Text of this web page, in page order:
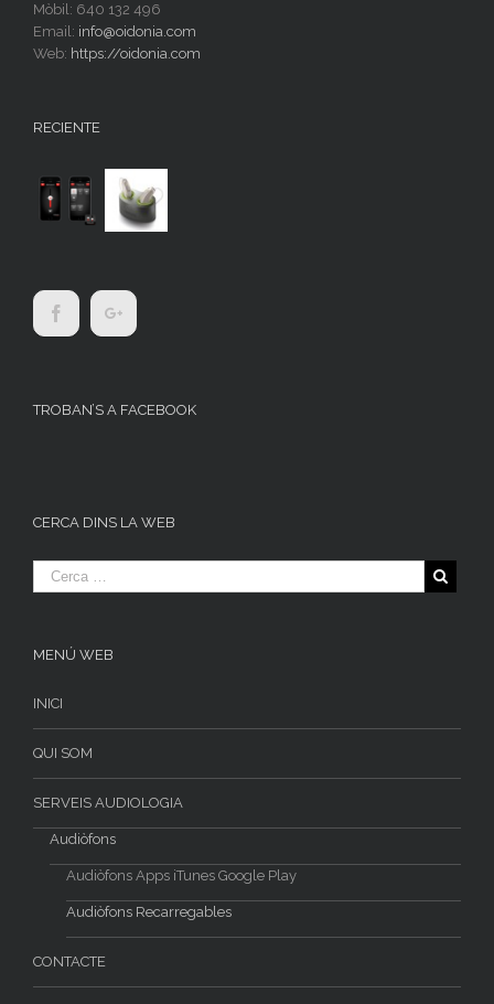
Mòbil: 640 132 496
Email: info@oidonia.com
Web: https://oidonia.com
RECIENTE
TROBAN’S A FACEBOOK
CERCA DINS LA WEB
MENÚ WEB
INICI
QUI SOM
SERVEIS AUDIOLOGIA
Audiòfons
Audiòfons Apps iTunes Google Play
Audiòfons Recarregables
CONTACTE